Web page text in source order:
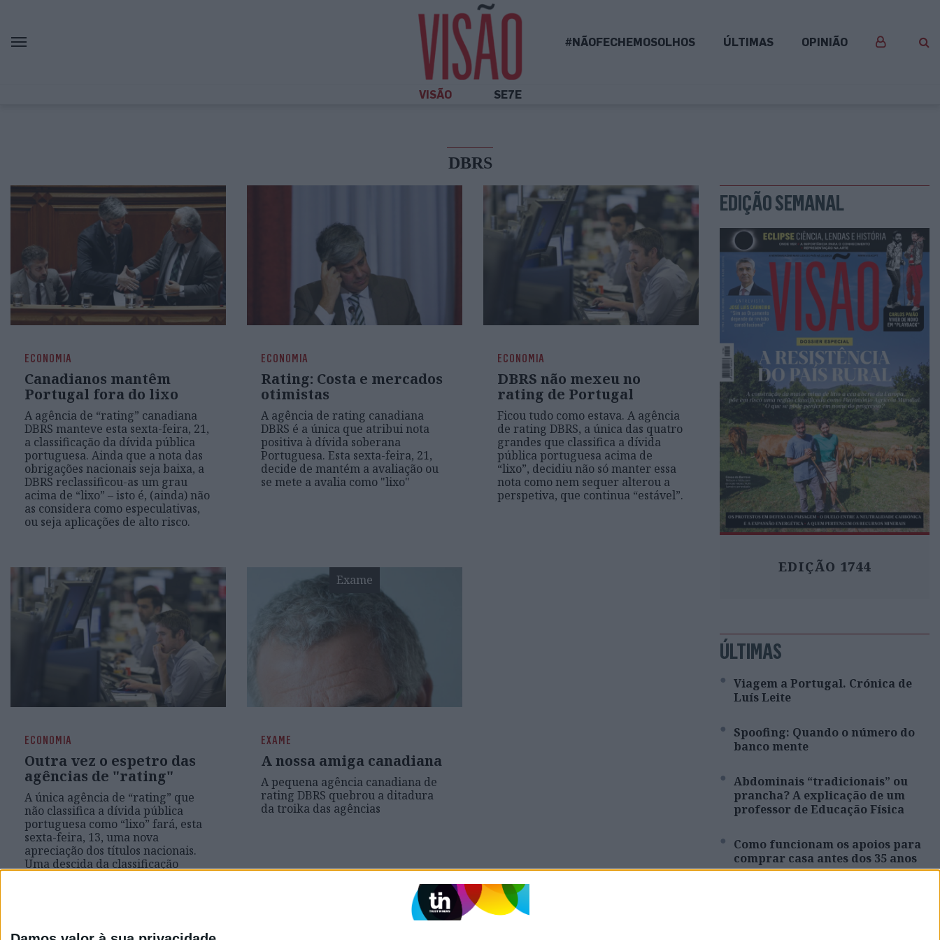
#NÃOFECHEMOSOLHOS ÚLTIMAS OPINIÃO
VISÃO SE7E
DBRS
ECONOMIA
Canadianos mantêm
Portugal fora do lixo
A agência de “rating” canadiana
DBRS manteve esta sexta-feira, 21,
a classificação da dívida pública
portuguesa. Ainda que a nota das
obrigações nacionais seja baixa, a
DBRS reclassificou-as um grau
acima de “lixo” – isto é, (ainda) não
as considera como especulativas,
ou seja aplicações de alto risco.
ECONOMIA
Rating: Costa e mercados
otimistas
A agência de rating canadiana
DBRS é a única que atribui nota
positiva à dívida soberana
Portuguesa. Esta sexta-feira, 21,
decide de mantém a avaliação ou
se mete a avalia como "lixo"
ECONOMIA
DBRS não mexeu no
rating de Portugal
Ficou tudo como estava. A agência
de rating DBRS, a única das quatro
grandes que classifica a dívida
pública portuguesa acima de
“lixo”, decidiu não só manter essa
nota como nem sequer alterou a
perspetiva, que continua “estável”.
ECONOMIA
Outra vez o espetro das
agências de "rating"
A única agência de “rating” que
não classifica a dívida pública
portuguesa como “lixo” fará, esta
sexta-feira, 13, uma nova
apreciação dos títulos nacionais.
Uma descida da classificação
Exame
EXAME
A nossa amiga canadiana
A pequena agência canadiana de
rating DBRS quebrou a ditadura
da troika das agências
EDIÇÃO SEMANAL
EDIÇÃO 1744
ÚLTIMAS
Viagem a Portugal. Crónica de
Luís Leite
Spoofing: Quando o número do
banco mente
Abdominais “tradicionais” ou
prancha? A explicação de um
professor de Educação Física
Como funcionam os apoios para
comprar casa antes dos 35 anos